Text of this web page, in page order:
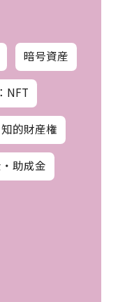
暗号資産
NFT
知的財産権
助成金